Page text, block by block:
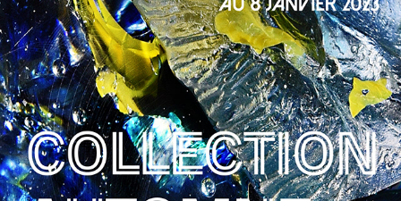
COLLECTION AUTOMNE ET VERRE